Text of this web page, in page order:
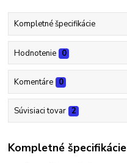
Kompletné špecifikácie
Hodnotenie 0
Komentáre 0
Súvisiaci tovar 2
Kompletné špecifikácie